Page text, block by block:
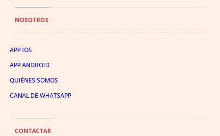
NOSOTROS
APP IOS
APP ANDROID
QUIÉNES SOMOS
CANAL DE WHATSAPP
CONTACTAR